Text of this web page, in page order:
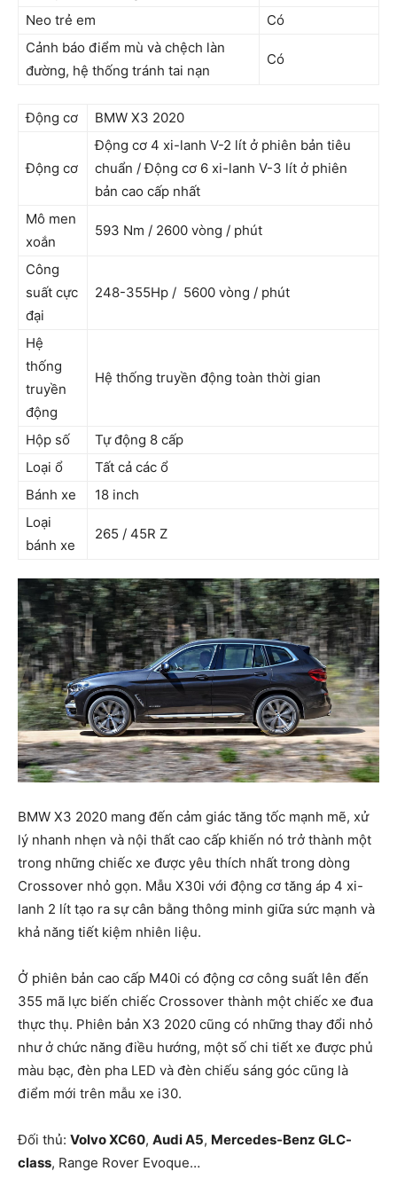
Neo trẻ em
Có
Cảnh báo điểm mù và chệch làn
đường, hệ thống tránh tai nạn
Có
Động cơ BMW X3 2020
Động cơ
Động cơ 4 xi-lanh V-2 lít ở phiên bản tiêu
chuẩn / Động cơ 6 xi-lanh V-3 lít ở phiên
bản cao cấp nhất
Mô men
xoắn
593 Nm / 2600 vòng / phút
Công
suất cực
đại
248-355Hp / 5600 vòng / phút
Hệ
thống
truyền
động
Hệ thống truyền động toàn thời gian
Hộp số
Tự động 8 cấp
Loại ổ
Tất cả các ổ
Bánh xe
18 inch
Loại
bánh xe
265 / 45R Z
BMW X3 2020 mang đến cảm giác tăng tốc mạnh mẽ, xử
lý nhanh nhẹn và nội thất cao cấp khiến nó trở thành một
trong những chiếc xe được yêu thích nhất trong dòng
Crossover nhỏ gọn. Mẫu X30i với động cơ tăng áp 4 xi-
lanh 2 lít tạo ra sự cân bằng thông minh giữa sức mạnh và
khả năng tiết kiệm nhiên liệu.
Ở phiên bản cao cấp M40i có động cơ công suất lên đến
355 mã lực biến chiếc Crossover thành một chiếc xe đua
thực thụ. Phiên bản X3 2020 cũng có những thay đổi nhỏ
như ở chức năng điều hướng, một số chi tiết xe được phủ
màu bạc, đèn pha LED và đèn chiếu sáng góc cũng là
điểm mới trên mẫu xe i30.
Đối thủ: Volvo XC60, Audi A5, Mercedes-Benz GLC-
class, Range Rover Evoque…